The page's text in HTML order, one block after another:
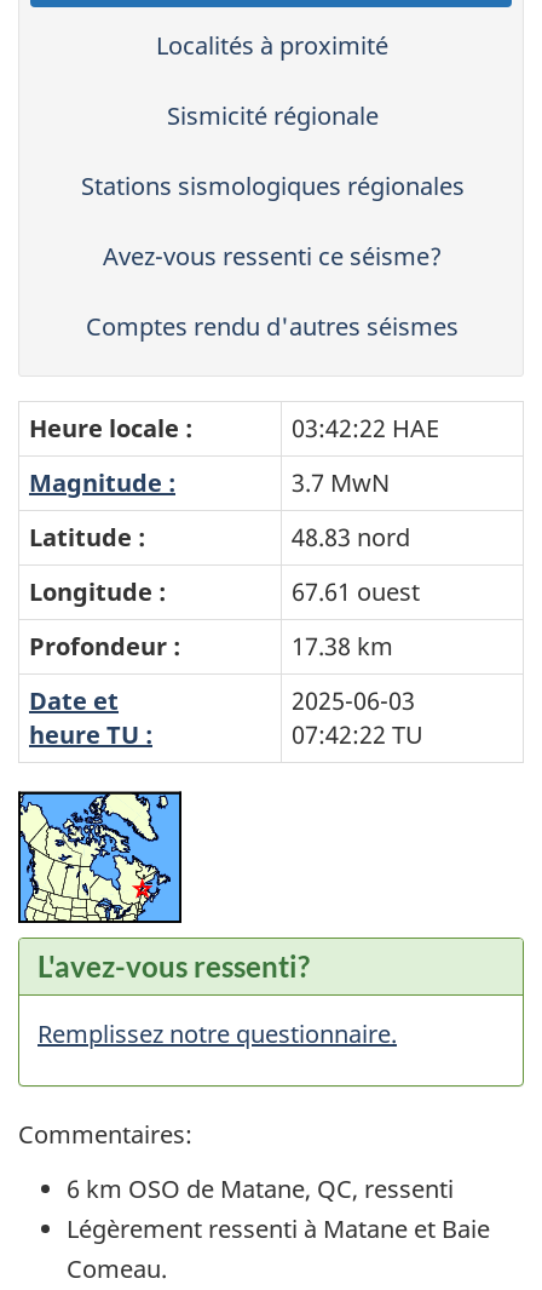
Localités à proximité
Sismicité régionale
Stations sismologiques régionales
Avez-vous ressenti ce séisme?
Comptes rendu d'autres séismes
Heure locale :
03:42:22 HAE
Magnitude :
3.7 MwN
Latitude :
48.83 nord
Longitude :
67.61 ouest
Profondeur :
17.38 km
Date et
heure TU :
2025-06-03
07:42:22 TU
L'avez-vous ressenti?
Remplissez notre questionnaire.
Commentaires:
6 km OSO de Matane, QC, ressenti
Légèrement ressenti à Matane et Baie
Comeau.